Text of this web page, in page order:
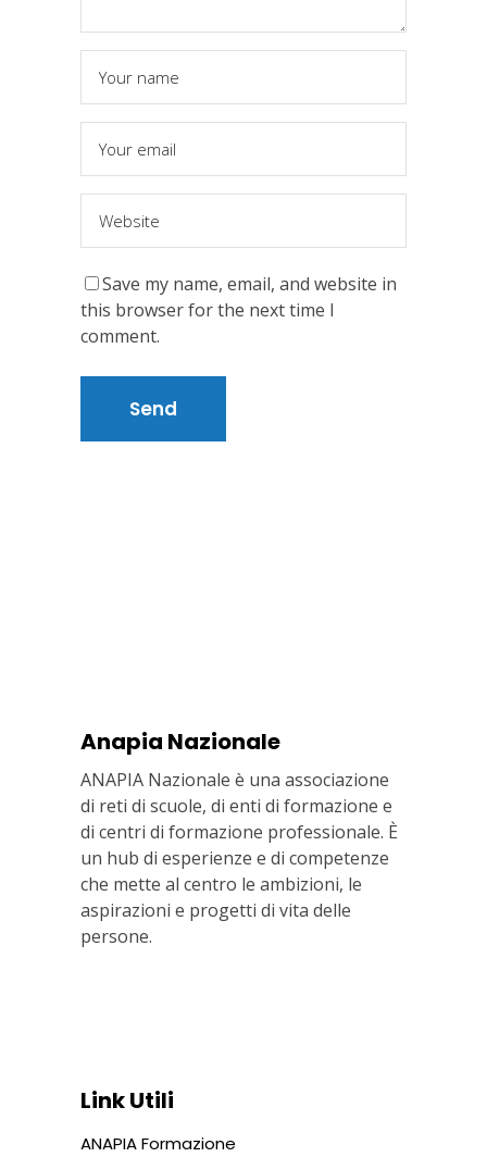
Save my name, email, and website in
this browser for the next time I
comment.
Anapia Nazionale
ANAPIA Nazionale è una associazione
di reti di scuole, di enti di formazione e
di centri di formazione professionale. È
un hub di esperienze e di competenze
che mette al centro le ambizioni, le
aspirazioni e progetti di vita delle
persone.
Link Utili
ANAPIA Formazione